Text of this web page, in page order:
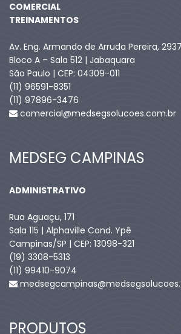
COMERCIAL
TREINAMENTOS
Av. Eng. Armando de Arruda Pereira, 2937
Bloco A – Sala 512 | Jabaquara
São Paulo | CEP: 04309-011
(11) 96591-8351
(11) 97896-3476
comercial@medsegsolucoes.com.br
MEDSEG CAMPINAS
ADMINISTRATIVO
Rua Aguaçu, 171
Sala 115 | Alphaville Cond. Ypê
Campinas/SP | CEP: 13098-321
(19) 3308-5313
(11) 99410-9074​
PRODUTOS